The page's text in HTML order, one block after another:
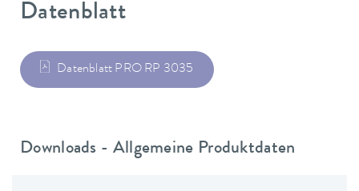
Datenblatt
Datenblatt PRO RP 3035
Downloads - Allgemeine Produktdaten